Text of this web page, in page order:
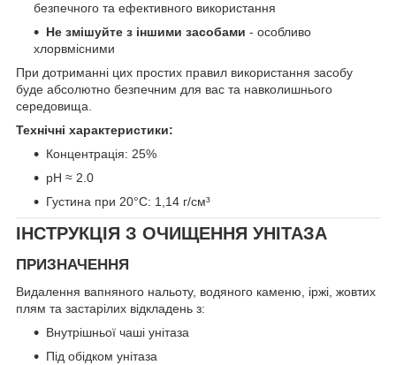
безпечного та ефективного використання
Не змішуйте з іншими засобами - особливо
хлорвмісними
При дотриманні цих простих правил використання засобу
буде абсолютно безпечним для вас та навколишнього
середовища.
Технічні характеристики:
Концентрація: 25%
pH ≈ 2.0
Густина при 20°C: 1,14 г/см³
ІНСТРУКЦІЯ З ОЧИЩЕННЯ УНІТАЗА
ПРИЗНАЧЕННЯ
Видалення вапняного нальоту, водяного каменю, іржі, жовтих
плям та застарілих відкладень з:
Внутрішньої чаші унітаза
Під обідком унітаза